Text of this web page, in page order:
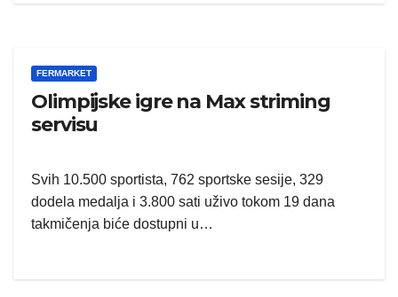
FERMARKET
Olimpijske igre na Max striming
servisu
Svih 10.500 sportista, 762 sportske sesije, 329
dodela medalja i 3.800 sati uživo tokom 19 dana
takmičenja biće dostupni u…